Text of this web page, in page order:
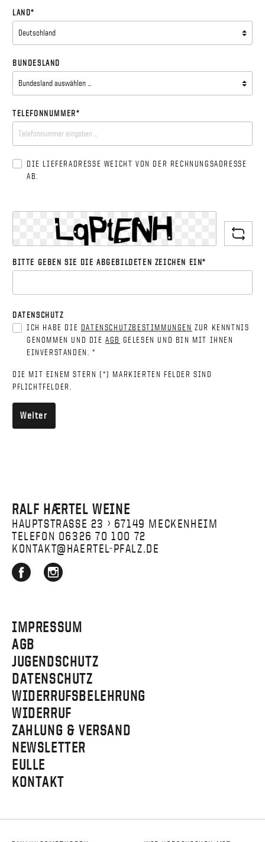
LAND*
BUNDESLAND
TELEFONNUMMER*
DIE LIEFERADRESSE WEICHT VON DER RECHNUNGSADRESSE
AB.
BITTE GEBEN SIE DIE ABGEBILDETEN ZEICHEN EIN*
DATENSCHUTZ
ICH HABE DIE DATENSCHUTZBESTIMMUNGEN ZUR KENNTNIS
GENOMMEN UND DIEAGB GELESEN UND BIN MIT IHNEN
EINVERSTANDEN. *
DIE MIT EINEM STERN (*) MARKIERTEN FELDER SIND
PFLICHTFELDER.
Weiter
RALF HÆRTEL WEINE
HAUPTSTRASSE 23 › 67149 MECKENHEIM
TELEFON 06326 70 100 72
KONTAKT@HAERTEL-PFALZ.DE
IMPRESSUM
AGB
JUGENDSCHUTZ
DATENSCHUTZ
WIDERRUFSBELEHRUNG
WIDERRUF
ZAHLUNG & VERSAND
NEWSLETTER
EULLE
KONTAKT